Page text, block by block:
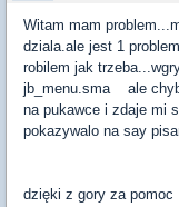
Witam mam
dziala.ale jest 1
robilem jak
jb_menu.sma ale
na pukawce i zdaje mi
pokazywalo na say
dzięki z gory za pomoc